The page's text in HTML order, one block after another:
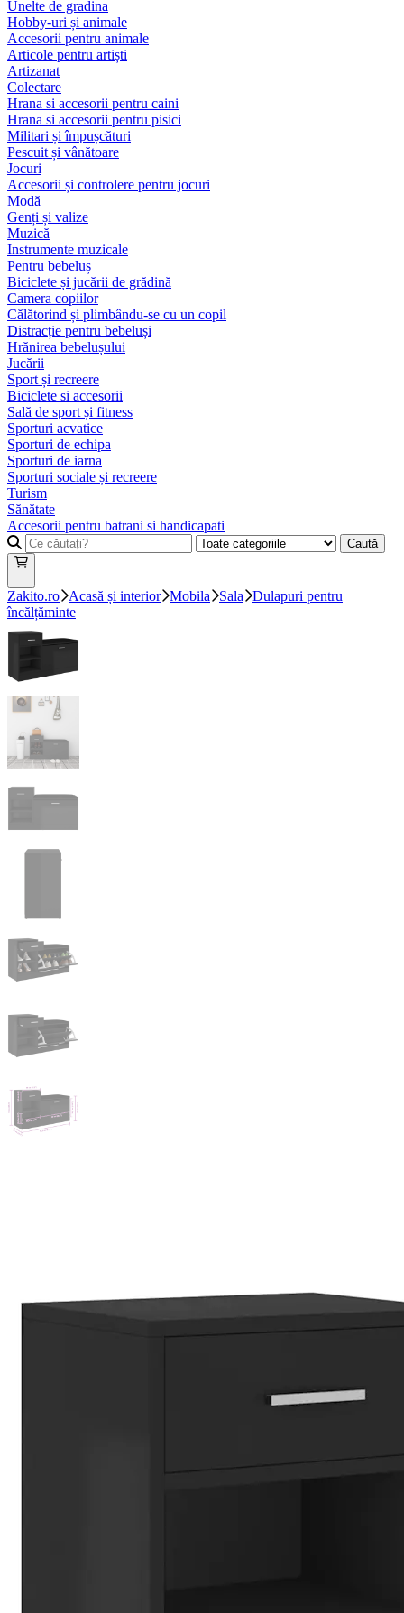
Unelte de gradina
Hobby-uri și animale
Accesorii pentru animale
Articole pentru artiști
Artizanat
Colectare
Hrana si accesorii pentru caini
Hrana si accesorii pentru pisici
Militari și împușcături
Pescuit și vânătoare
Jocuri
Accesorii și controlere pentru jocuri
Modă
Genți și valize
Muzică
Instrumente muzicale
Pentru bebeluș
Biciclete și jucării de grădină
Camera copiilor
Călătorind și plimbându-se cu un copil
Distracție pentru bebeluși
Hrănirea bebelușului
Jucării
Sport și recreere
Biciclete si accesorii
Sală de sport și fitness
Sporturi acvatice
Sporturi de echipa
Sporturi de iarna
Sporturi sociale și recreere
Turism
Sănătate
Accesorii pentru batrani si handicapati
Caută
Zakito.ro Acasă și interior Mobila Sala
Dulapuri pentru
încălțăminte